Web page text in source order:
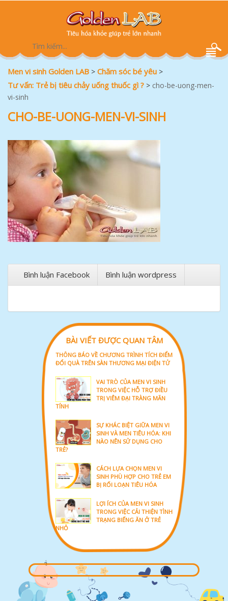
Men vi sinh Golden LAB > Chăm sóc bé yêu >
Tư vấn: Trẻ bị tiêu chảy uống thuốc gì ? > cho-be-uong-men-
vi-sinh
CHO-BE-UONG-MEN-VI-SINH
Bình luận Facebook Bình luận wordpress
BÀI VIẾT ĐƯỢC QUAN TÂM
THÔNG BÁO VỀ CHƯƠNG TRÌNH TÍCH ĐIỂM
ĐỔI QUÀ TRÊN SÀN THƯƠNG MẠI ĐIỆN TỬ
VAI TRÒ CỦA MEN VI SINH
TRONG VIỆC HỖ TRỢ ĐIỀU
TRỊ VIÊM ĐẠI TRÀNG MÃN
TÍNH
SỰ KHÁC BIỆT GIỮA MEN VI
SINH VÀ MEN TIÊU HÓA: KHI
NÀO NÊN SỬ DỤNG CHO
TRẺ?
CÁCH LỰA CHỌN MEN VI
SINH PHÙ HỢP CHO TRẺ EM
BỊ RỐI LOẠN TIÊU HÓA
LỢI ÍCH CỦA MEN VI SINH
TRONG VIỆC CẢI THIỆN TÌNH
TRẠNG BIẾNG ĂN Ở TRẺ
NHỎ